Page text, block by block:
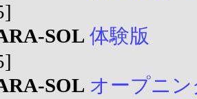
SOL 体験版
SOL オープニ